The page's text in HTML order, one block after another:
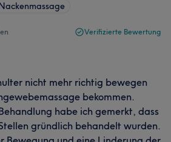
Verifizierte Bewertung
nicht mehr richtig bewegen
bekommen.
habe ich gemerkt, dass
gründlich behandelt wurden.